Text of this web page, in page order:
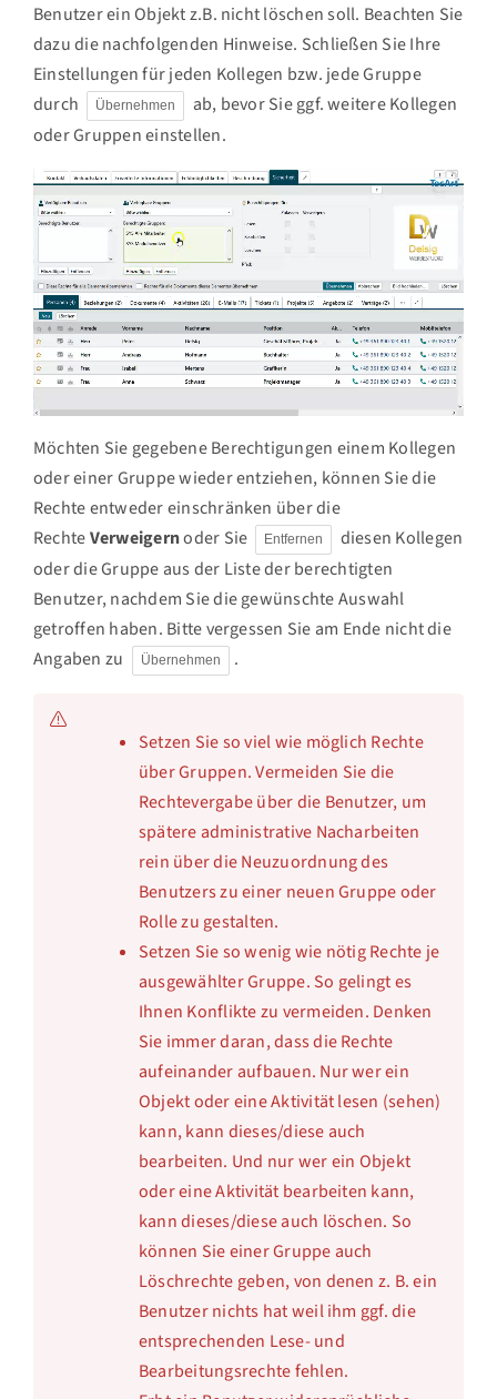
Benutzer ein Objekt z.B. nicht löschen soll. Beachten Sie
dazu die nachfolgenden Hinweise. Schließen Sie Ihre
Einstellungen für jeden Kollegen bzw. jede Gruppe
durch
Übernehmen
ab, bevor Sie ggf. weitere Kollegen
oder Gruppen einstellen.
Möchten Sie gegebene Berechtigungen einem Kollegen
oder einer Gruppe wieder entziehen, können Sie die
Rechte entweder einschränken über die
RechteVerweigernoder Sie Entfernen
diesen Kollegen
oder die Gruppe aus der Liste der berechtigten
Benutzer, nachdem Sie die gewünschte Auswahl
getroffen haben. Bitte vergessen Sie am Ende nicht die
Angaben zu
Übernehmen .
Setzen Sie so viel wie möglich Rechte
über Gruppen. Vermeiden Sie die
Rechtevergabe über die Benutzer, um
spätere administrative Nacharbeiten
rein über die Neuzuordnung des
Benutzers zu einer neuen Gruppe oder
Rolle zu gestalten.
Setzen Sie so wenig wie nötig Rechte je
ausgewählter Gruppe. So gelingt es
Ihnen Konflikte zu vermeiden. Denken
Sie immer daran, dass die Rechte
aufeinander aufbauen. Nur wer ein
Objekt oder eine Aktivität lesen (sehen)
kann, kann dieses/diese auch
bearbeiten. Und nur wer ein Objekt
oder eine Aktivität bearbeiten kann,
kann dieses/diese auch löschen. So
können Sie einer Gruppe auch
Löschrechte geben, von denen z. B. ein
Benutzer nichts hat weil ihm ggf. die
entsprechenden Lese- und
Bearbeitungsrechte fehlen.